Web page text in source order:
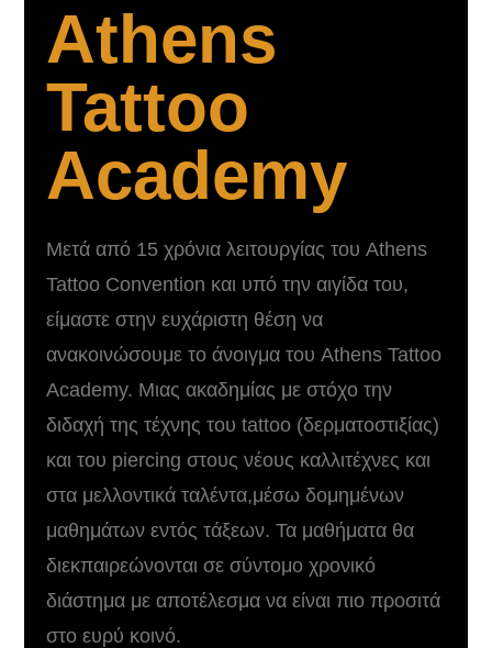
Athens
Tattoo
Academy
Μετά από 15 χρόνια λειτουργίας του Athens
Tattoo Convention και υπό την αιγίδα του,
είμαστε στην ευχάριστη θέση να
ανακοινώσουμε το άνοιγμα του Athens Tattoo
Academy. Μιας ακαδημίας με στόχο την
διδαχή της τέχνης του tattoo (δερματοστιξίας)
και του piercing στους νέους καλλιτέχνες και
στα μελλοντικά ταλέντα,μέσω δομημένων
μαθημάτων εντός τάξεων. Τα μαθήματα θα
διεκπαιρεώνονται σε σύντομο χρονικό
διάστημα με αποτέλεσμα να είναι πιο προσιτά
στο ευρύ κοινό.